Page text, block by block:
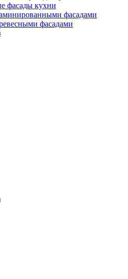
фасады кухни
фасадами
фасадами